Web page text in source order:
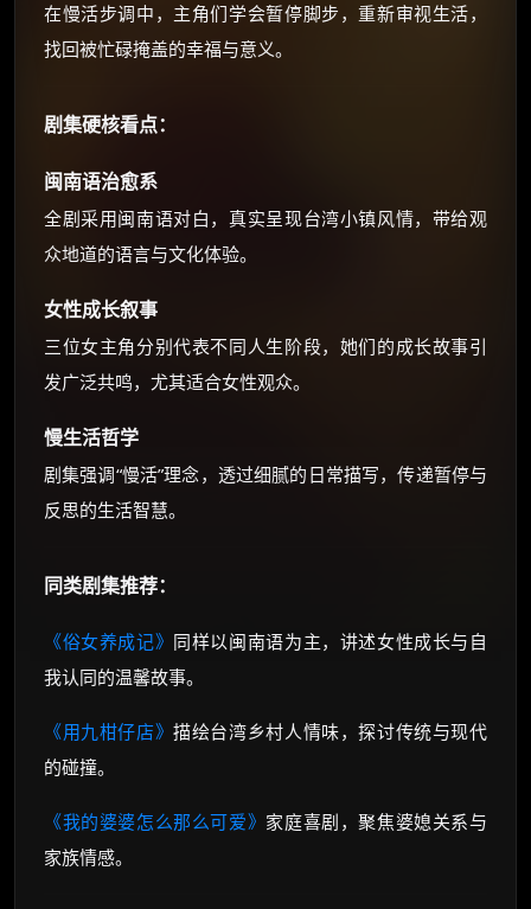
在慢活步调中，主角们学会暂停脚步，重新审视生活，
找回被忙碌掩盖的幸福与意义。
剧集硬核看点：
闽南语治愈系
全剧采用闽南语对白，真实呈现台湾小镇风情，带给观
众地道的语言与文化体验。
女性成长叙事
三位女主角分别代表不同人生阶段，她们的成长故事引
发广泛共鸣，尤其适合女性观众。
慢生活哲学
剧集强调“慢活”理念，透过细腻的日常描写，传递暂停与
反思的生活智慧。
同类剧集推荐：
《俗女养成记》 同样以闽南语为主，讲述女性成长与自
我认同的温馨故事。
《用九柑仔店》描绘台湾乡村人情味，探讨传统与现代
的碰撞。
《我的婆婆怎么那么可爱》 家庭喜剧，聚焦婆媳关系与
家族情感。